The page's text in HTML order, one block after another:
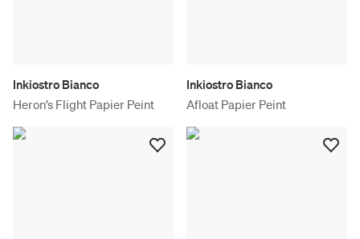
Inkiostro Bianco
Heron’s Flight Papier Peint
Inkiostro Bianco
Afloat Papier Peint